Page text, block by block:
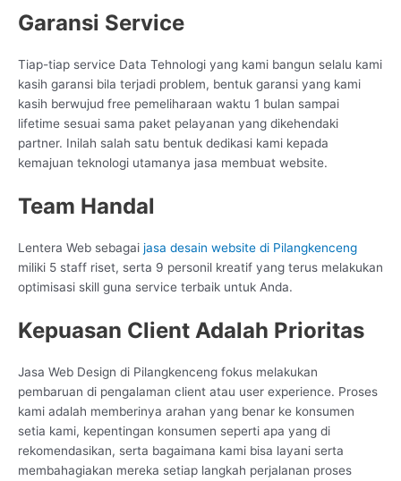
Garansi Service
Tiap-tiap service Data Tehnologi yang kami bangun selalu kami
kasih garansi bila terjadi problem, bentuk garansi yang kami
kasih berwujud free pemeliharaan waktu 1 bulan sampai
lifetime sesuai sama paket pelayanan yang dikehendaki
partner. Inilah salah satu bentuk dedikasi kami kepada
kemajuan teknologi utamanya jasa membuat website.
Team Handal
Lentera Web sebagai jasa desain website di Pilangkenceng
miliki 5 staff riset, serta 9 personil kreatif yang terus melakukan
optimisasi skill guna service terbaik untuk Anda.
Kepuasan Client Adalah Prioritas
Jasa Web Design di Pilangkenceng fokus melakukan
pembaruan di pengalaman client atau user experience. Proses
kami adalah memberinya arahan yang benar ke konsumen
setia kami, kepentingan konsumen seperti apa yang di
rekomendasikan, serta bagaimana kami bisa layani serta
membahagiakan mereka setiap langkah perjalanan proses